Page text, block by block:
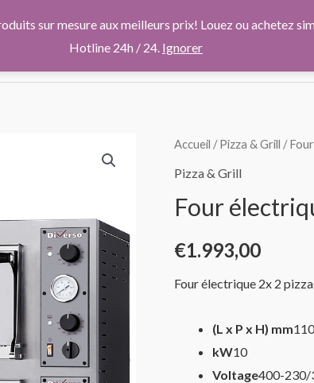
NOS PRODUITS
Accueil /Pizza & Grill /
Pizza & Grill
Four
€1.993,00
Four électrique 2x 2
(L x P x H) mm
kW10
Voltage400-230/
quantité
de
électrique
2
pizzas
sur mesure aux meilleurs prix! Louez ou achetez
Hotline 24h / 24. Ignorer